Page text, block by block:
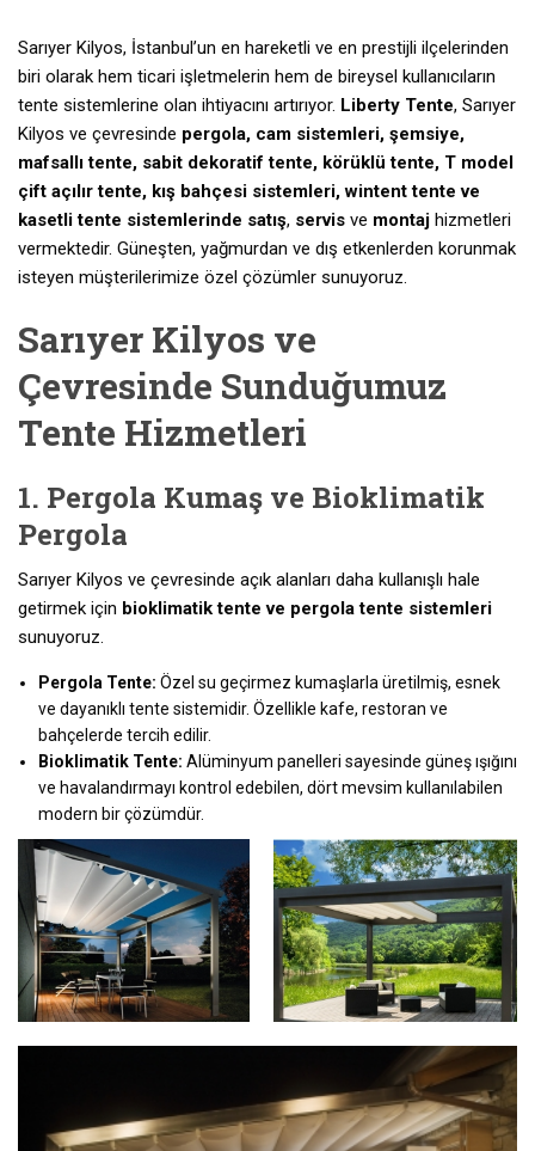
Sarıyer Kilyos, İstanbul’un en hareketli ve en prestijli ilçelerinden
biri olarak hem ticari işletmelerin hem de bireysel kullanıcıların
tente sistemlerine olan ihtiyacını artırıyor. Liberty Tente, Sarıyer
Kilyos ve çevresinde pergola, cam sistemleri, şemsiye,
mafsallı tente, sabit dekoratif tente, körüklü tente, T model
çift açılır tente, kış bahçesi sistemleri, wintent tente ve
kasetli tente sistemlerinde satış, servis ve montaj hizmetleri
vermektedir. Güneşten, yağmurdan ve dış etkenlerden korunmak
isteyen müşterilerimize özel çözümler sunuyoruz.
Sarıyer Kilyos ve
Çevresinde Sunduğumuz
Tente Hizmetleri
1. Pergola Kumaş ve Bioklimatik
Pergola
Sarıyer Kilyos ve çevresinde açık alanları daha kullanışlı hale
getirmek için bioklimatik tente ve pergola tente sistemleri
sunuyoruz.
Pergola Tente: Özel su geçirmez kumaşlarla üretilmiş, esnek
ve dayanıklı tente sistemidir. Özellikle kafe, restoran ve
bahçelerde tercih edilir.
Bioklimatik Tente: Alüminyum panelleri sayesinde güneş ışığını
ve havalandırmayı kontrol edebilen, dört mevsim kullanılabilen
modern bir çözümdür.